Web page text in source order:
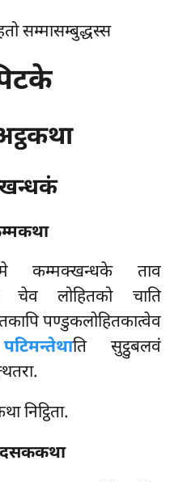
सम्मासम्बुद्धस्स
कम्मक्खन्धके ताव
चेव लोहितको चाति
पण्डुकलोहितकात्वेव
ति सुट्ठुबलवं
निट्ठिता.